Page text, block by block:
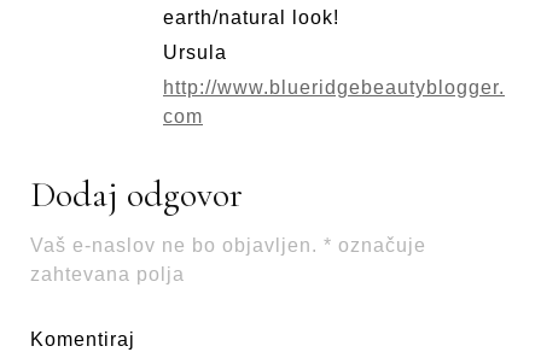
earth/natural look!
Ursula
http://www.blueridgebeautyblogger.
com
Dodaj odgovor
Vaš e-naslov ne bo objavljen. * označuje
zahtevana polja
Komentiraj